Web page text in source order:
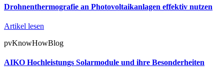
Drohnenthermografie an Photovoltaikanlagen effektiv nutzen
Artikel lesen
pvKnowHowBlog
AIKO Hochleistungs Solarmodule und ihre Besonderheiten